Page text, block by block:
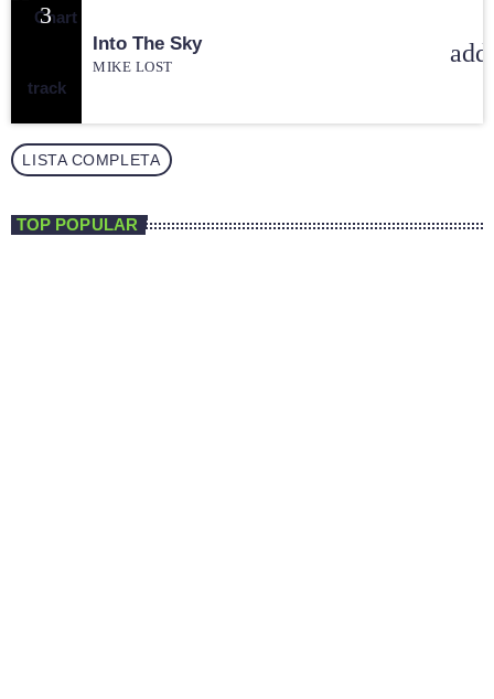
3
Into The Sky
MIKE LOST
LISTA COMPLETA
TOP POPULAR